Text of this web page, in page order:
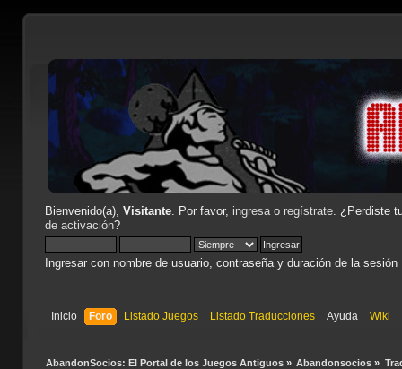
Bienvenido(a), Visitante. Por favor, ingresao regístrate. ¿Perdiste
de activación?
Ingresar con nombre de usuario, contraseña y duración de la sesión
Inicio Foro Listado Juegos Listado Traducciones Ayuda Wiki
AbandonSocios: El Portal de los Juegos Antiguos» Abandonsocios »